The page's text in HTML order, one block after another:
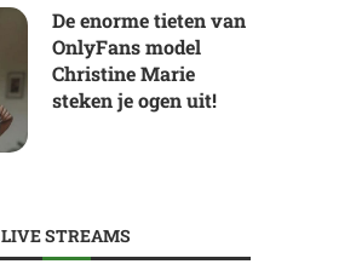
De enorme tieten van
OnlyFans model
Christine Marie
steken je ogen uit!
LIVE STREAMS